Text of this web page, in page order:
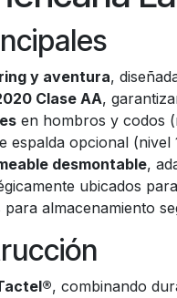
y aventura ,
Clase AA,
en hombros y codos
espalda opcional (nivel
desmontable ,
ubicados
almacenamiento